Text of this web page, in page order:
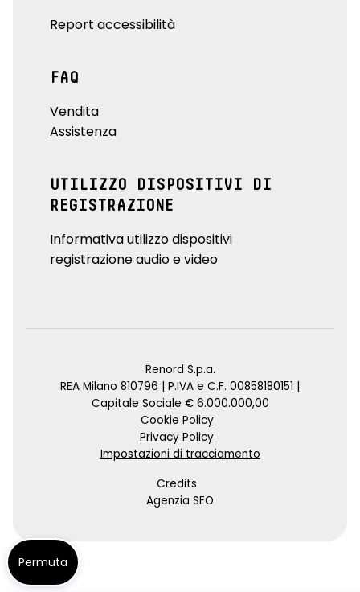
Report accessibilità
FAQ
Vendita
Assistenza
UTILIZZO DISPOSITIVI DI
REGISTRAZIONE
Informativa utilizzo dispositivi
registrazione audio e video
Renord S.p.a.
REA Milano 810796 | P.IVA e C.F. 00858180151 |
Capitale Sociale € 6.000.000,00
Cookie Policy
Privacy Policy
Impostazioni di tracciamento
Credits
Agenzia SEO
Permuta